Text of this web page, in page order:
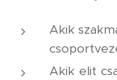
Akik
Akik elit